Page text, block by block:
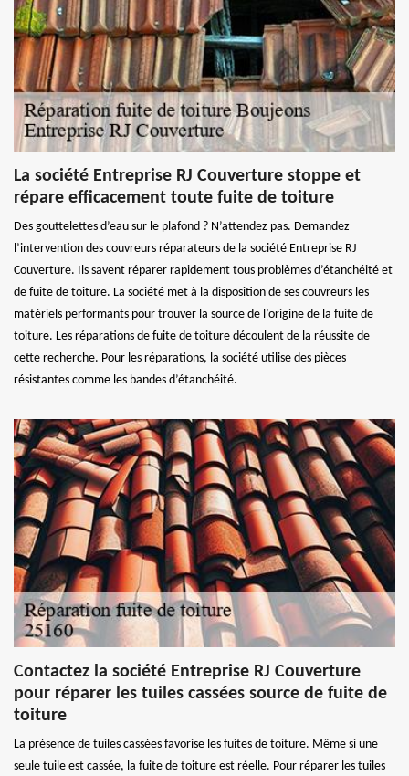
La société Entreprise RJ Couverture stoppe et
répare efficacement toute fuite de toiture
Des gouttelettes d’eau sur le plafond ? N’attendez pas. Demandez
l’intervention des couvreurs réparateurs de la société Entreprise RJ
Couverture. Ils savent réparer rapidement tous problèmes d’étanchéité et
de fuite de toiture. La société met à la disposition de ses couvreurs les
matériels performants pour trouver la source de l’origine de la fuite de
toiture. Les réparations de fuite de toiture découlent de la réussite de
cette recherche. Pour les réparations, la société utilise des pièces
résistantes comme les bandes d’étanchéité.
Contactez la société Entreprise RJ Couverture
pour réparer les tuiles cassées source de fuite de
toiture
La présence de tuiles cassées favorise les fuites de toiture. Même si une
seule tuile est cassée, la fuite de toiture est réelle. Pour réparer les tuiles